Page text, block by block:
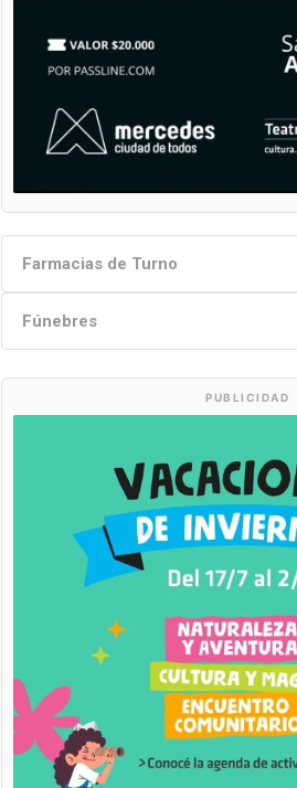
Farmacias de Turno
Fúnebres
PUBLICIDAD